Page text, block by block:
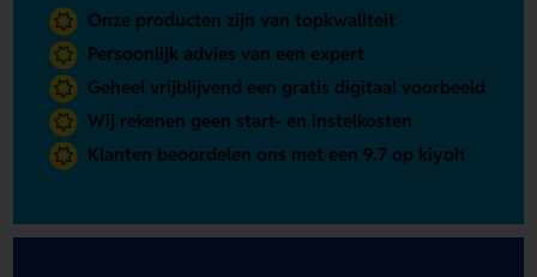
Onze producten zijn van topkwaliteit
Persoonlijk advies van een expert
Geheel vrijblijvend een gratis digitaal voorbeeld
Wij rekenen geen start- en instelkosten
Klanten beoordelen ons met een 9.7 op kiyoh